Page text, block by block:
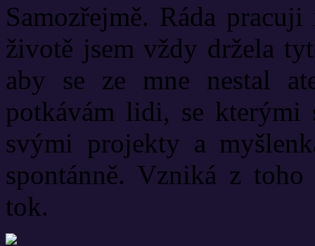
Samozřejmě. Ráda
životě jsem vždy držela
aby se ze mne nestal
potkávám lidi, se
svými projekty a
spontánně. Vzniká z
tok.